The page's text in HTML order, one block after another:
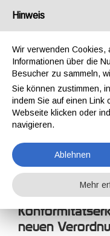
UNTERNEHMEN
Von dieser
neuen
Hinweis
Wir verwenden Cookies,
Informationen über die
Besucher zu sammeln,
Sie können zustimmen,
indem Sie auf einen Link
Webseite klicken oder
navigieren.
Ablehnen
Mehr